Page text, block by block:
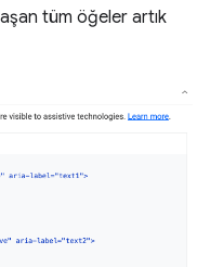
tüm öğeler artık